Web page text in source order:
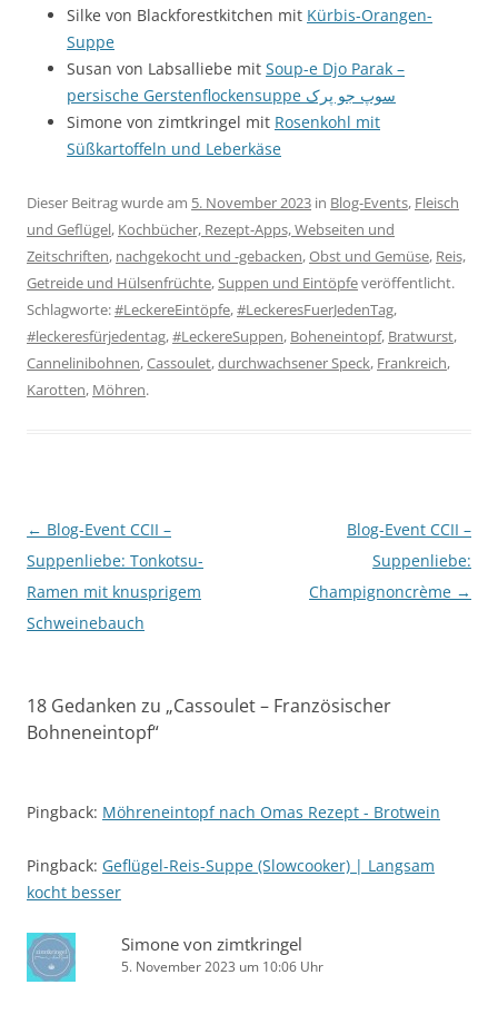
Silke von Blackforestkitchen mit Kürbis-Orangen-
Suppe
Susan von Labsalliebe mit Soup-e Djo Parak –
persische Gerstenflockensuppe سوپ جو پرک
Simone von zimtkringel mit Rosenkohl mit
Süßkartoffeln und Leberkäse
Dieser Beitrag wurde am 5. November 2023 in Blog-Events, Fleisch
und Geflügel, Kochbücher, Rezept-Apps, Webseiten und
Zeitschriften, nachgekocht und -gebacken,Obst und Gemüse, Reis,
Getreide und Hülsenfrüchte,Suppen und Eintöpfeveröffentlicht.
Schlagworte:#LeckereEintöpfe,#LeckeresFuerJedenTag,
#leckeresfürjedentag,#LeckereSuppen, Boheneintopf, Bratwurst,
Cannelinibohnen,Cassoulet,durchwachsener Speck, Frankreich,
Karotten, Möhren.
Beitragsnavigation
← Blog-Event CCII –
Suppenliebe: Tonkotsu-
Ramen mit knusprigem
Schweinebauch
Blog-Event CCII –
Suppenliebe:
Champignoncrème →
18 Gedanken zu „Cassoulet – Französischer
Bohneneintopf“
Pingback: Möhreneintopf nach Omas Rezept - Brotwein
Pingback: Geflügel-Reis-Suppe (Slowcooker) | Langsam
kocht besser
Simone von zimtkringel
5. November 2023 um 10:06 Uhr